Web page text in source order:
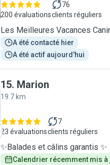
200 évaluations
76
clients réguliers
Les Meilleures Vacances
A été contacté hier
A été actif aujourd'hui
15. Marion
19.7 km
23 évaluations
7
clients réguliers
✨Balades et câlins garantis ✨
Calendrier récemment mis à